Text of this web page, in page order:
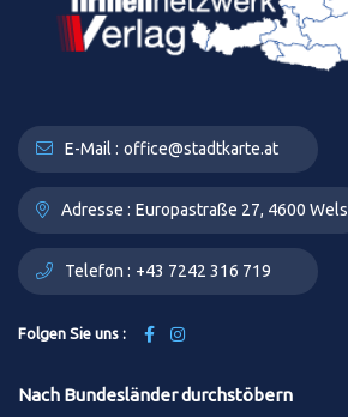
E-Mail : office@stadtkarte.at
Adresse : Europastraße 27, 4600 Wels
Telefon : +43 7242 316 719
Folgen Sie uns :
Nach Bundesländer durchstöbern